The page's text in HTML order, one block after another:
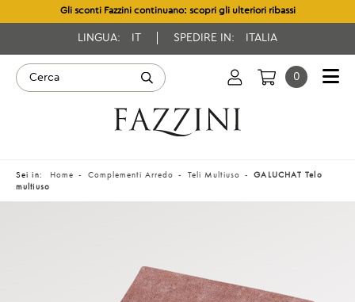
Gli sconti Fazzini continuano: scopri gli ulteriori ribassi
LINGUA: SPEDIRE IN: ITALIA
0
Sei in: Home Complementi Arredo Teli Multiuso
GALUCHAT Telo
multiuso